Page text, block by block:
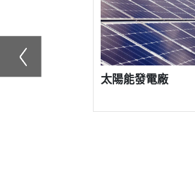
在融程，我們了解
工業的獨特需求。
境的高質量、可靠
對於任何尋求符合
電腦 太陽能發電廠